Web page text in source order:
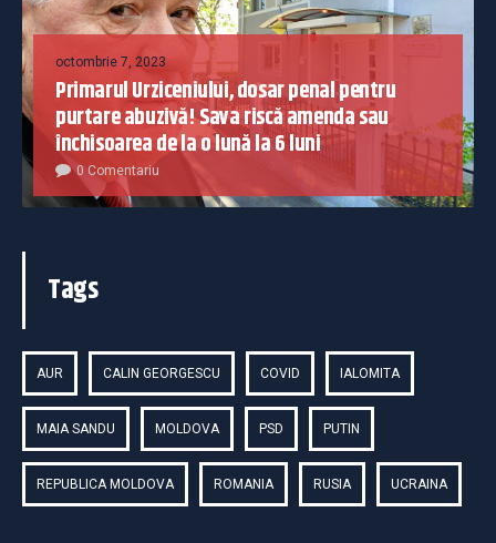
octombrie 7, 2023
Primarul Urziceniului, dosar penal pentru
purtare abuzivă! Sava riscă amenda sau
închisoarea de la o lună la 6 luni
0 Comentariu
Tags
AUR CALIN GEORGESCU COVID IALOMITA
MAIA SANDU MOLDOVA PSD PUTIN
REPUBLICA MOLDOVA ROMANIA RUSIA UCRAINA